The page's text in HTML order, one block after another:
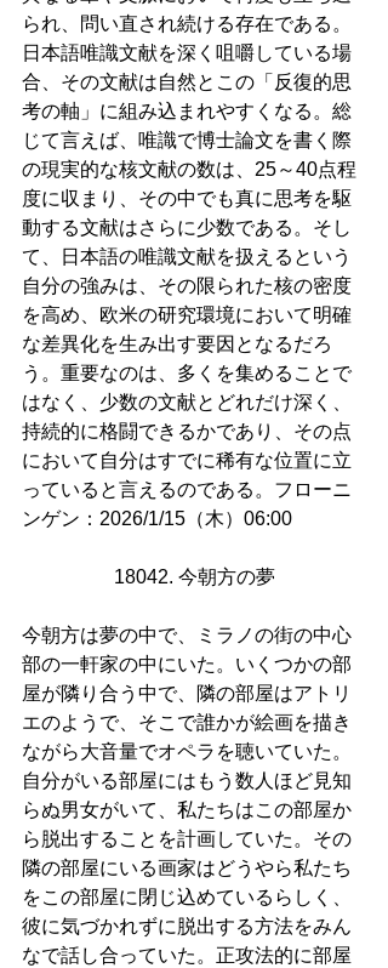
られ、問い直され続ける存在である。
日本語唯識文献を深く咀嚼している場
合、その文献は自然とこの「反復的思
考の軸」に組み込まれやすくなる。総
じて言えば、唯識で博士論文を書く際
の現実的な核文献の数は、25～40点程
度に収まり、その中でも真に思考を駆
動する文献はさらに少数である。そし
て、日本語の唯識文献を扱えるという
自分の強みは、その限られた核の密度
を高め、欧米の研究環境において明確
な差異化を生み出す要因となるだろ
う。重要なのは、多くを集めることで
はなく、少数の文献とどれだけ深く、
持続的に格闘できるかであり、その点
において自分はすでに稀有な位置に立
っていると言えるのである。フローニ
ンゲン：2026/1/15（木）06:00
18042. 今朝方の夢
今朝方は夢の中で、ミラノの街の中心
部の一軒家の中にいた。いくつかの部
屋が隣り合う中で、隣の部屋はアトリ
エのようで、そこで誰かが絵画を描き
ながら大音量でオペラを聴いていた。
自分がいる部屋にはもう数人ほど見知
らぬ男女がいて、私たちはこの部屋か
ら脱出することを計画していた。その
隣の部屋にいる画家はどうやら私たち
をこの部屋に閉じ込めているらしく、
彼に気づかれずに脱出する方法をみん
なで話し合っていた。正攻法的に部屋